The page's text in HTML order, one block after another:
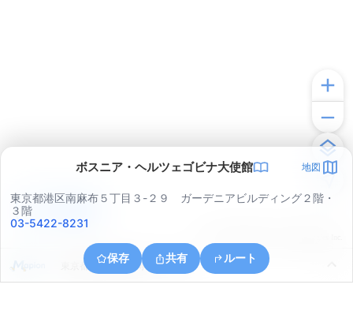
ボスニア・ヘルツェゴビナ大使館 地図
東京都港区南麻布５丁目３-２９ ガーデニアビルディング２階・
３階
03-5422-8231
保存 共有 ルート
東京都渋谷区恵比寿４丁目１９
アプリで見る